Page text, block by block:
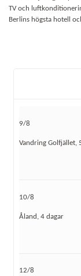
TV och
Berlins högsta hotell
9/8
Vandring Golfjället,
10/8
Åland, 4 dagar
12/8